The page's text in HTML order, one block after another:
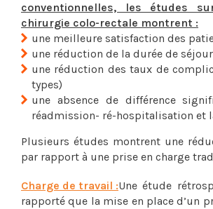
conventionnelles, les études
chirurgie colo-rectale montrent :
une meilleure satisfaction des
une réduction de la durée de
une réduction des taux de
types)
une absence de différence
réadmission- ré-hospitalisation et
Plusieurs études montrent une
par rapport à une prise en charge
Charge de travail :Une étude
rapporté que la mise en place d’un